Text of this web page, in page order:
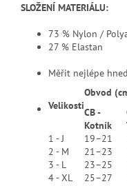
SLOŽENÍ MATERIÁLU:
73 % Nylon /
27 % Elastan
Měřit nejlépe
Velikosti
Obvod
CB -
Kotník
1 - J
19–21
2 - M
21–23
3 - L
23–25
4 - XL
25–27